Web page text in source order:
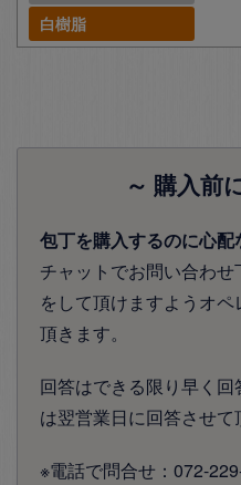
白樹脂
～ 購入前
包丁を購入するのに心配
チャットでお問い合わ
をして頂けますようオ
頂きます。
回答はできる限り早く
は翌営業日に回答させて
※電話で問合せ：072-